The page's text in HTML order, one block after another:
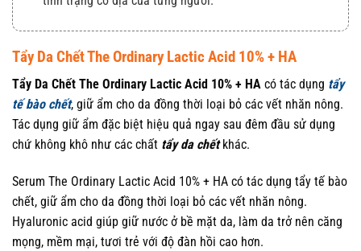
Tẩy Da Chết The Ordinary Lactic Acid 10% + HA
Tẩy Da Chết The Ordinary Lactic Acid 10% + HA có tác dụng tẩy
tế bào chết, giữ ẩm cho da đồng thời loại bỏ các vết nhăn nông.
Tác dụng giữ ẩm đặc biệt hiệu quả ngay sau đêm đầu sử dụng
chứ không khô như các chất tẩy da chếtkhác.
Serum The Ordinary Lactic Acid 10% + HA có tác dụng tẩy tế bào
chết, giữ ẩm cho da đồng thời loại bỏ các vết nhăn nông.
Hyaluronic acid giúp giữ nước ở bề mặt da, làm da trở nên căng
mọng, mềm mại, tươi trẻ với độ đàn hồi cao hơn.